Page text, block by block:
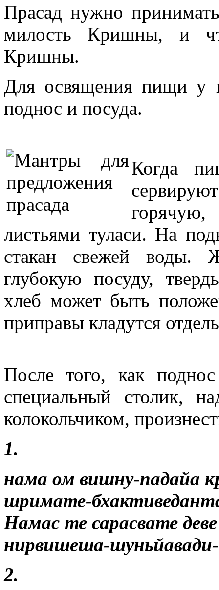
Прасад нужно
милость Кришны, и
Кришны.
Для освящения пищи у
поднос и посуда.
Когда
листьями туласи. На
стакан свежей воды.
глубокую посуду,
хлеб может быть
приправы кладутся
После того, как
специальный столик,
колокольчиком,
1.
нама ом вишну-падайа
шримате-
Намас те сарасвате
нирвишеша-
2.